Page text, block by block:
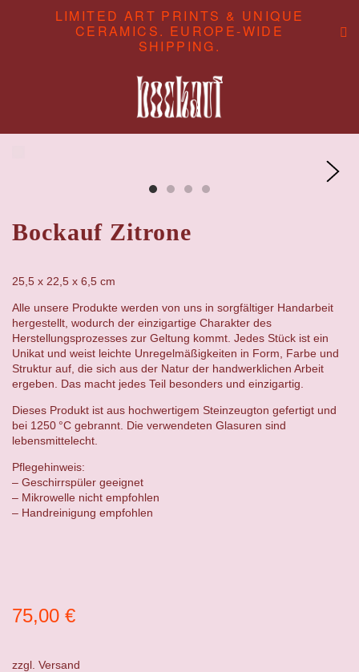
LIMITED ART PRINTS & UNIQUE
CERAMICS. EUROPE-WIDE
SHIPPING.
CONTENT STUDIO
Bockauf Zitrone
zzgl. Versand
75,00 €
25,5 x 22,5 x 6,5 cm
Alle unsere Produkte werden von uns in sorgfältiger Handarbeit
hergestellt, wodurch der einzigartige Charakter des
Herstellungsprozesses zur Geltung kommt. Jedes Stück ist ein
Unikat und weist leichte Unregelmäßigkeiten in Form, Farbe und
Struktur auf, die sich aus der Natur der handwerklichen Arbeit
ergeben. Das macht jedes Teil besonders und einzigartig.
Dieses Produkt ist aus hochwertigem Steinzeugton gefertigt und
bei 1250 °C gebrannt. Die verwendeten Glasuren sind
lebensmittelecht.
Pflegehinweis:
– Geschirrspüler geeignet
– Mikrowelle nicht empfohlen
– Handreinigung empfohlen